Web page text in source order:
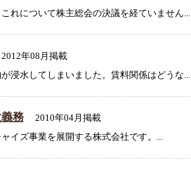
れについて株主総会の決議を経ていません...
2012年08月掲載
浸水してしまいました。賃料関係はどうな...
務 2010年04月掲載
イズ事業を展開する株式会社です。...